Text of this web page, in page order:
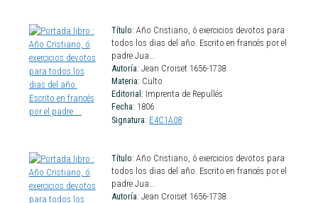
Título: Año Cristiano, ó exercicios devotos para
todos los dias del año. Escrito en francés por el
padre Jua...
Autoría: Jean Croiset 1656-1738
Materia: Culto
Editorial: Imprenta de Repullés
Fecha: 1806
Signatura: E4C1A08
Título: Año Cristiano, ó exercicios devotos para
todos los dias del año. Escrito en francés por el
padre Jua...
Autoría: Jean Croiset 1656-1738